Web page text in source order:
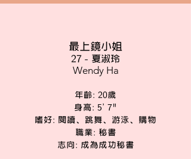
最上鏡小姐
27 - 夏淑玲
Wendy Ha
年齡: 20歲
身高: 5' 7"
嗜好: 閱讀、跳舞、游泳、購物
職業: 秘書
志向: 成為成功秘書